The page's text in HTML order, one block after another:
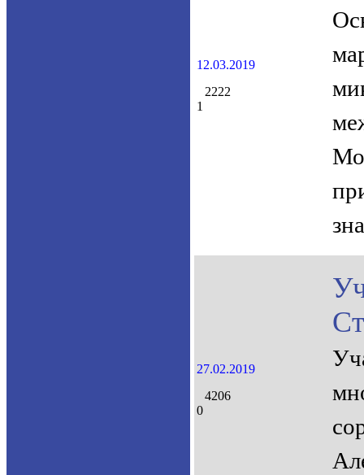
12.03.2019
2222
1
27.02.2019
4206
0